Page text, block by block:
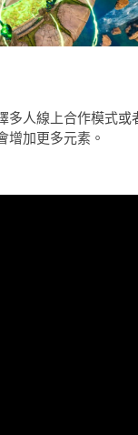
人線上合作模式
增加更多元素。